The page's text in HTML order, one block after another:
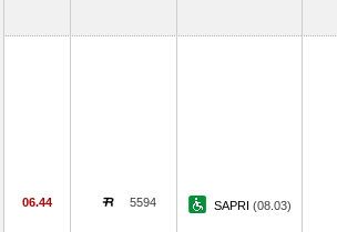
06.44 5594 SAPRI (08.03)